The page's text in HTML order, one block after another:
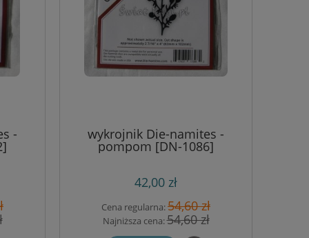
- wykrojnik Die-namites -
pompom [DN-1086]
42,00 zł
Cena regularna:54,60 zł
Najniższa cena:54,60 zł